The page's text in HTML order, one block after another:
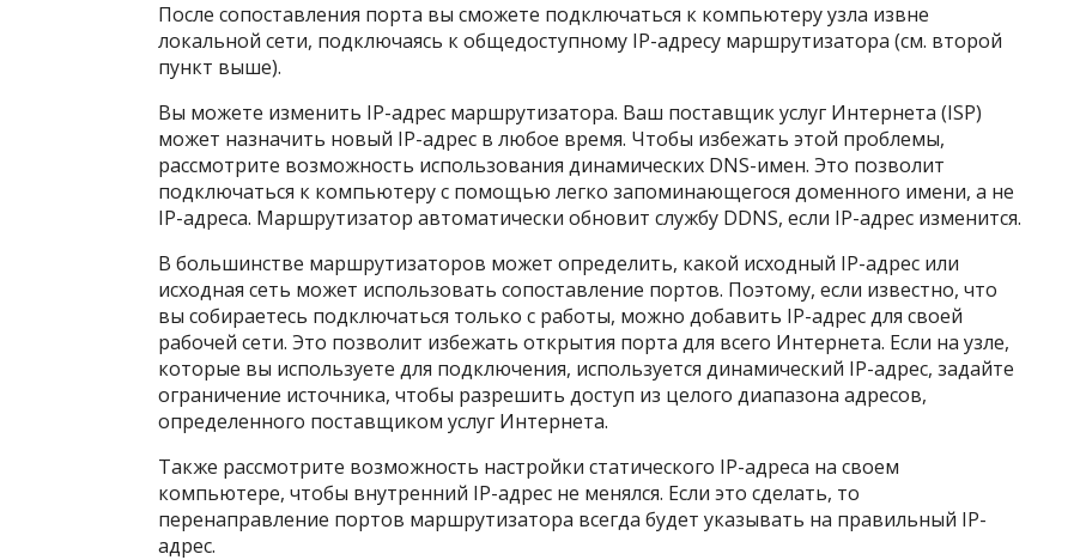
После сопоставления порта вы сможете подключаться к компьютеру узла извне
локальной сети, подключаясь к общедоступному IP-адресу маршрутизатора (см. второй
пункт выше).
Вы можете изменить IP-адрес маршрутизатора. Ваш поставщик услуг Интернета (ISP)
может назначить новый IP-адрес в любое время. Чтобы избежать этой проблемы,
рассмотрите возможность использования динамических DNS-имен. Это позволит
подключаться к компьютеру с помощью легко запоминающегося доменного имени, а не
IP-адреса. Маршрутизатор автоматически обновит службу DDNS, если IP-адрес изменится.
В большинстве маршрутизаторов может определить, какой исходный IP-адрес или
исходная сеть может использовать сопоставление портов. Поэтому, если известно, что
вы собираетесь подключаться только с работы, можно добавить IP-адрес для своей
рабочей сети. Это позволит избежать открытия порта для всего Интернета. Если на узле,
которые вы используете для подключения, используется динамический IP-адрес, задайте
ограничение источника, чтобы разрешить доступ из целого диапазона адресов,
определенного поставщиком услуг Интернета.
Также рассмотрите возможность настройки статического IP-адреса на своем
компьютере, чтобы внутренний IP-адрес не менялся. Если это сделать, то
перенаправление портов маршрутизатора всегда будет указывать на правильный IP-
адрес.